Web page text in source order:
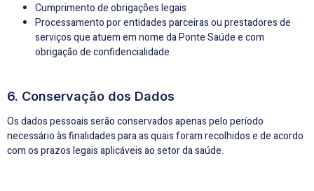
Cumprimento de obrigações legais
Processamento por entidades parceiras ou prestadores de
serviços que atuem em nome da Ponte Saúde e com
obrigação de confidencialidade
6. Conservação dos Dados
Os dados pessoais serão conservados apenas pelo período
necessário às finalidades para as quais foram recolhidos e de acordo
com os prazos legais aplicáveis ao setor da saúde.